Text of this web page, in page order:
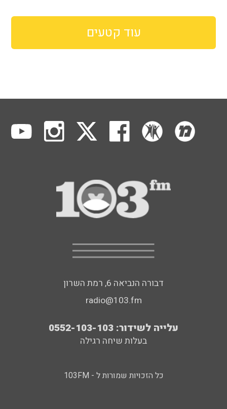
עוד קטעים
דבורה הנביאה 6, רמת השרון
radio@103.fm
עלייה לשידור: 0552-103-103
בעלות שיחה רגילה
כל הזכויות שמורות ל - 103FM